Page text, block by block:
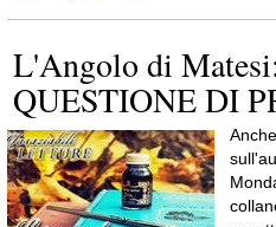
L'Angolo di
QUESTIONE DI